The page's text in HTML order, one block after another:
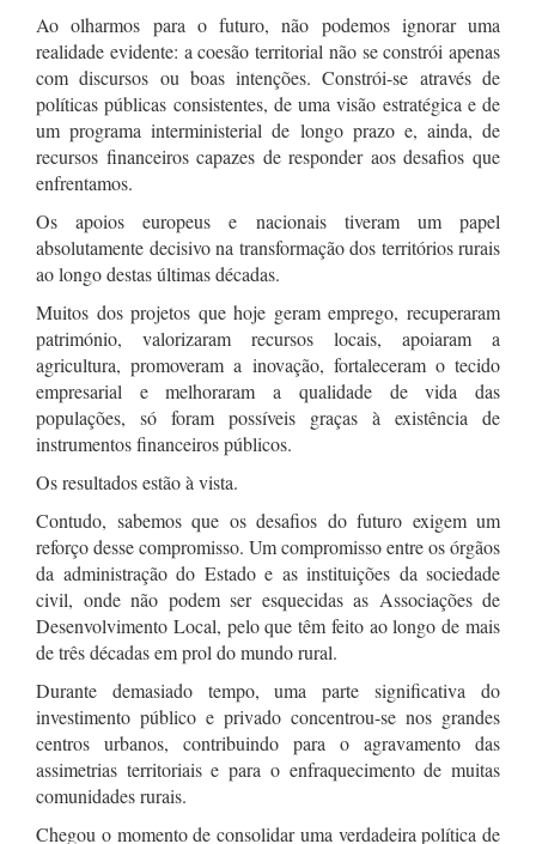
Ao olharmos para o futuro, não podemos ignorar uma
realidade evidente: a coesão territorial não se constrói apenas
com discursos ou boas intenções. Constrói-se através de
políticas públicas consistentes, de uma visão estratégica e de
um programa interministerial de longo prazo e, ainda, de
recursos financeiros capazes de responder aos desafios que
enfrentamos.
Os apoios europeus e nacionais tiveram um papel
absolutamente decisivo na transformação dos territórios rurais
ao longo destas últimas décadas.
Muitos dos projetos que hoje geram emprego, recuperaram
património, valorizaram recursos locais, apoiaram a
agricultura, promoveram a inovação, fortaleceram o tecido
empresarial e melhoraram a qualidade de vida das
populações, só foram possíveis graças à existência de
instrumentos financeiros públicos.
Os resultados estão à vista.
Contudo, sabemos que os desafios do futuro exigem um
reforço desse compromisso. Um compromisso entre os órgãos
da administração do Estado e as instituições da sociedade
civil, onde não podem ser esquecidas as Associações de
Desenvolvimento Local, pelo que têm feito ao longo de mais
de três décadas em prol do mundo rural.
Durante demasiado tempo, uma parte significativa do
investimento público e privado concentrou-se nos grandes
centros urbanos, contribuindo para o agravamento das
assimetrias territoriais e para o enfraquecimento de muitas
comunidades rurais.
Chegou o momento de consolidar uma verdadeira política de